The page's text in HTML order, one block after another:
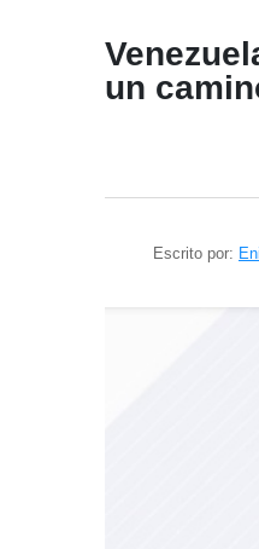
un
Escrito por: